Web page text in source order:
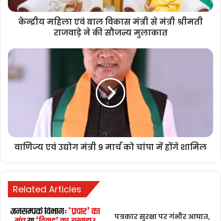
bulandmedia
Related Articles
कांकेर में भालू का खौफ: खेत में काम
कर रहे भाई-बहन पर हमला, दोनों की
मौत
1 day ago
राजनांदगांव में बनेगा इलेक्ट्रॉनिक्स
की उम्मीद
1 day ago
पत्रकार उत्पीड़न के खिलाफ प्रदेशभर
श्रीमती
राजवाड़े
सौजन्य
केन्द्रीय महिला एवं बाल विकास मंत्री से मंत्री श्रीमती
राजवाड़े ने की सौजन्य मुलाकात
वाणिज्य
एवं
उद्योग
मंत्री
में
होंगेवाणिज्य एवं उद्योग मंत्री 9 मार्च को चांपा में होंगे शामिल
Related Articles
पत्रकार सुरक्षा पर गंभीर आघात,